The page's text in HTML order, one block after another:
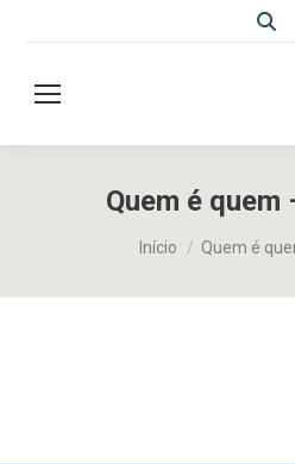
Quem é quem
Início Quem é